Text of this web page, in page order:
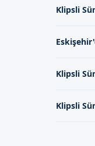
Klipsli
aralığı
sünnet
Klipsli
iyileşme
Klipsli